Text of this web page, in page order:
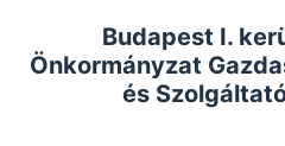
Budapest I.
Önkormányzat
és